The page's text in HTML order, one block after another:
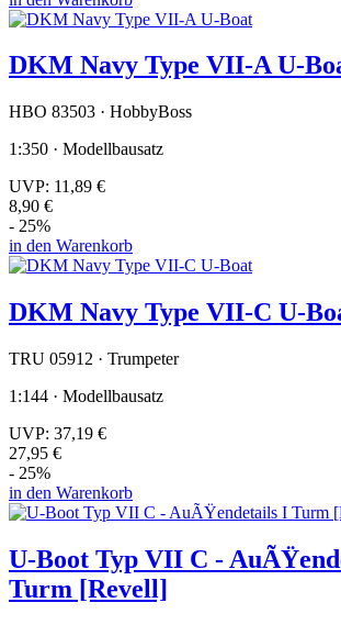
DKM Navy Type VII-A U-
HBO 83503 · HobbyBoss
1:350 · Modellbausatz
UVP: 11,89 €
8,90 €
- 25%
in den Warenkorb
DKM Navy Type VII-C U-
TRU 05912 · Trumpeter
1:144 · Modellbausatz
UVP: 37,19 €
27,95 €
- 25%
in den Warenkorb
U-Boot Typ VII C -
Turm [Revell]